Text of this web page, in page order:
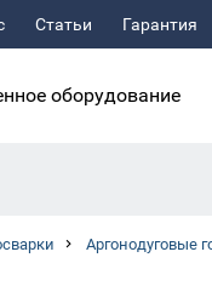
Статьи Гарантия
оборудование
Аргонодуговые